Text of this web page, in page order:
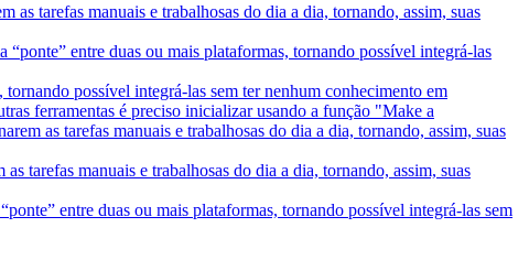
as tarefas manuais e trabalhosas do dia a dia, tornando, assim, suas
entre duas ou mais plataformas, tornando possível integrá-las
possível integrá-las sem ter nenhum conhecimento em
ferramentas é preciso inicializar usando a função "Make a
as tarefas manuais e trabalhosas do dia a dia, tornando, assim, suas
tarefas manuais e trabalhosas do dia a dia, tornando, assim, suas
entre duas ou mais plataformas, tornando possível integrá-las sem